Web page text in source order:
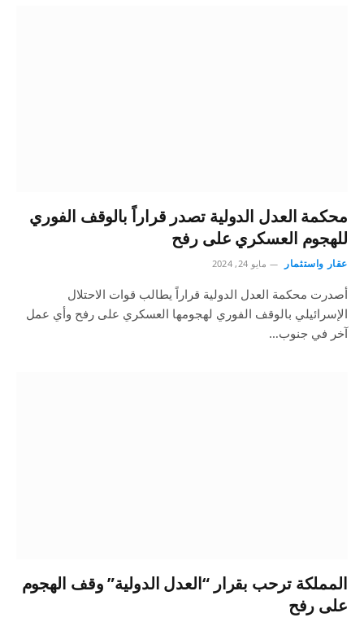
محكمة العدل الدولية تصدر قراراً بالوقف الفوري
للهجوم العسكري على رفح
عقار واستثمار مايو 24, 2024
أصدرت محكمة العدل الدولية قراراً يطالب قوات الاحتلال
الإسرائيلي بالوقف الفوري لهجومها العسكري على رفح وأي عمل
آخر في جنوب…
المملكة ترحب بقرار “العدل الدولية” وقف الهجوم
على رفح